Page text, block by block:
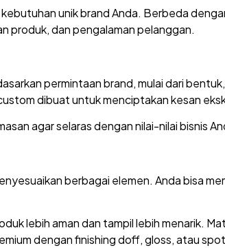
unik brand Anda. Berbeda
produk, dan pengalaman pelanggan.
permintaan brand, mulai dari
dibuat untuk menciptakan kesan
agar selaras dengan nilai-nilai bisnis
berbagai elemen. Anda bisa
lebih aman dan tampil lebih menarik.
dengan finishing doff, gloss, atau spot